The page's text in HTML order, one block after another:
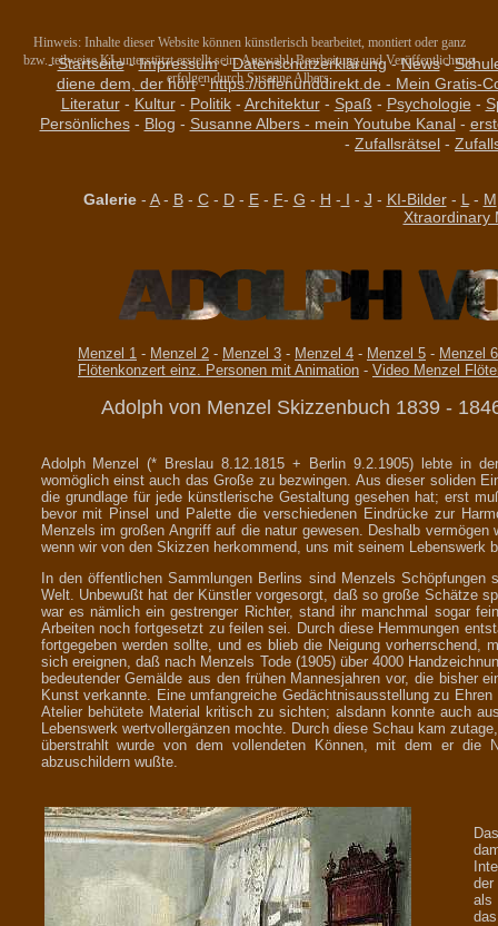
-Startseite-Impressum-Datenschutzerklärung-News-
diene dem, der hört-https://offenunddirekt.de - Mein Gratis-
Literatur- Kultur- Politik- Architektur- Spaß - Psychologie-
Persönliches- Blog - Susanne Albers - mein Youtube Kanal-
- Zufallsrätsel -
Galerie- A- B- C- D- E- F- G - H - I - J - KI-Bilder- L - M
Xtraordinary
Menzel 1 - Menzel 2 - Menzel 3 - Menzel 4 - Menzel 5 - Menzel 6
Flötenkonzert einz. Personen mit Animation - Video Menzel
Adolph von Menzel Skizzenbuch 1839 -
Adolph Menzel (* Breslau 8.12.1815 + Berlin 9.2.1905) lebte in
womöglich einst auch das Große zu bezwingen. Aus dieser soliden
die grundlage für jede künstlerische Gestaltung gesehen hat; erst
bevor mit Pinsel und Palette die verschiedenen Eindrücke zur
Menzels im großen Angriff auf die natur gewesen. Deshalb
wenn wir von den Skizzen herkommend, uns mit seinem Lebenswerk
In den öffentlichen Sammlungen Berlins sind Menzels
Welt. Unbewußt hat der Künstler vorgesorgt, daß so große Schätze
war es nämlich ein gestrenger Richter, stand ihr manchmal sogar
Arbeiten noch fortgesetzt zu feilen sei. Durch diese Hemmungen
fortgegeben werden sollte, und es blieb die Neigung
sich ereignen, daß nach Menzels Tode (1905) über 4000
bedeutender Gemälde aus den frühen Mannesjahren vor, die bisher
Kunst verkannte. Eine umfangreiche Gedächtnisausstellung zu
Atelier behütete Material kritisch zu sichten; alsdann konnte auch
Lebenswerk wertvollergänzen mochte. Durch diese Schau kam
überstrahlt wurde von dem vollendeten Können, mit dem er die
abzuschildern wußte.
der
als
Hinweis: Inhalte dieser Website können künstlerisch bearbeitet, montiert oder ganz
bzw. teilweise KI-unterstützt erstellt sein. Auswahl, Bearbeitung und Veröffentlichung
erfolgen durch Susanne Albers.